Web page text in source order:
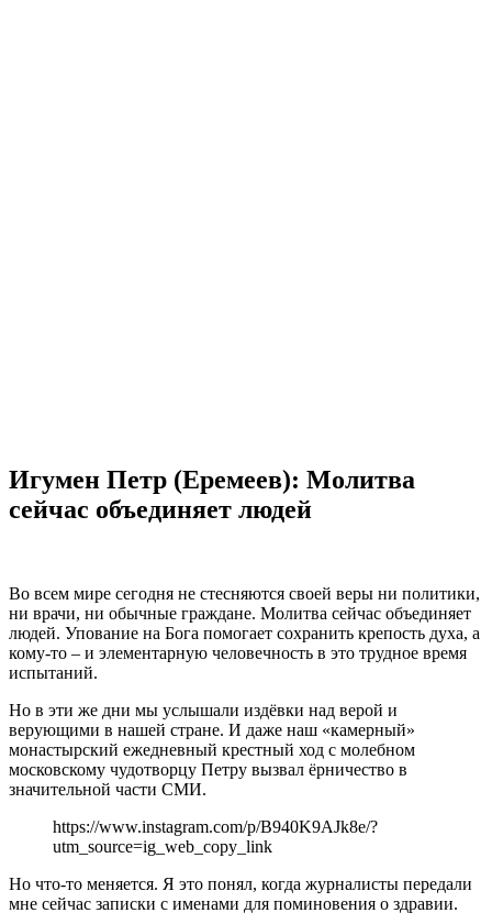
Игумен Петр (Еремеев): Молитва
сейчас объединяет людей
Во всем мире сегодня не стесняются своей веры ни политики,
ни врачи, ни обычные граждане. Молитва сейчас объединяет
людей. Упование на Бога помогает сохранить крепость духа, а
кому-то – и элементарную человечность в это трудное время
испытаний.
Но в эти же дни мы услышали издёвки над верой и
верующими в нашей стране. И даже наш «камерный»
монастырский ежедневный крестный ход с молебном
московскому чудотворцу Петру вызвал ёрничество в
значительной части СМИ.
https://www.instagram.com/p/B940K9AJk8e/?
utm_source=ig_web_copy_link
Но что-то меняется. Я это понял, когда журналисты передали
мне сейчас записки с именами для поминовения о здравии.